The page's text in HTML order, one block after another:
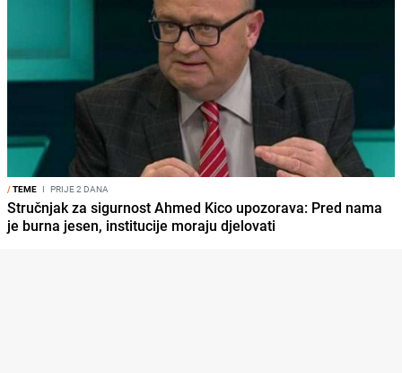
/TEME I PRIJE 2 DANA
Stručnjak za sigurnost Ahmed Kico upozorava: Pred nama
je burna jesen, institucije moraju djelovati